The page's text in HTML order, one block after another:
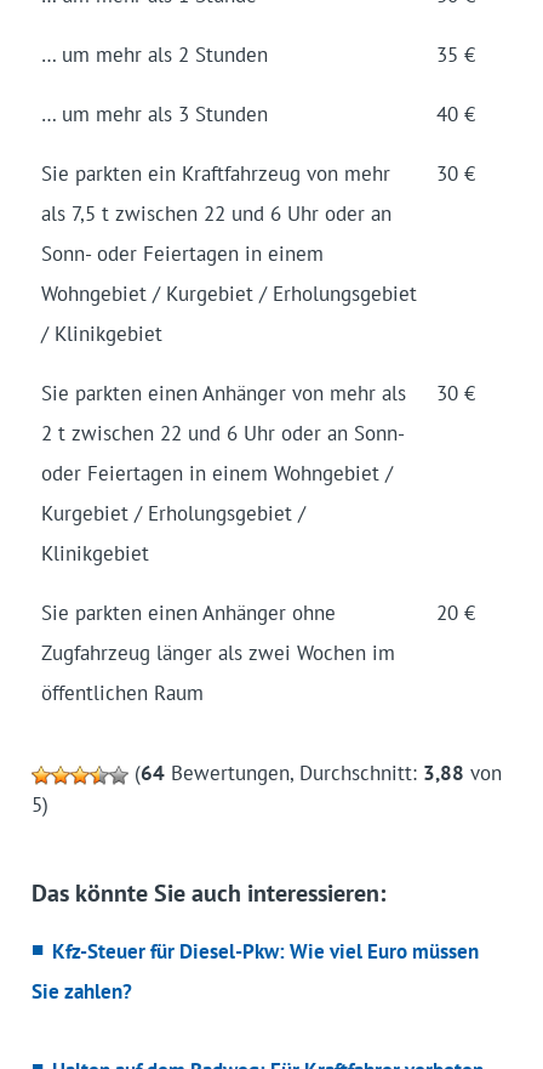
… um mehr als 2 Stunden 35 €
… um mehr als 3 Stunden 40 €
Sie parkten ein Kraftfahrzeug von mehr
als 7,5 t zwischen 22 und 6 Uhr oder an
Sonn- oder Feiertagen in einem
Wohngebiet / Kurgebiet / Erholungsgebiet
/ Klinikgebiet
30 €
Sie parkten einen Anhänger von mehr als
2 t zwischen 22 und 6 Uhr oder an Sonn-
oder Feiertagen in einem Wohngebiet /
Kurgebiet / Erholungsgebiet /
Klinikgebiet
30 €
Sie parkten einen Anhänger ohne
Zugfahrzeug länger als zwei Wochen im
öffentlichen Raum
20 €
(64Bewertungen, Durchschnitt: 3,88 von
5)
Das könnte Sie auch interessieren:
Kfz-Steuer für Diesel-Pkw: Wie viel Euro müssen
Sie zahlen?